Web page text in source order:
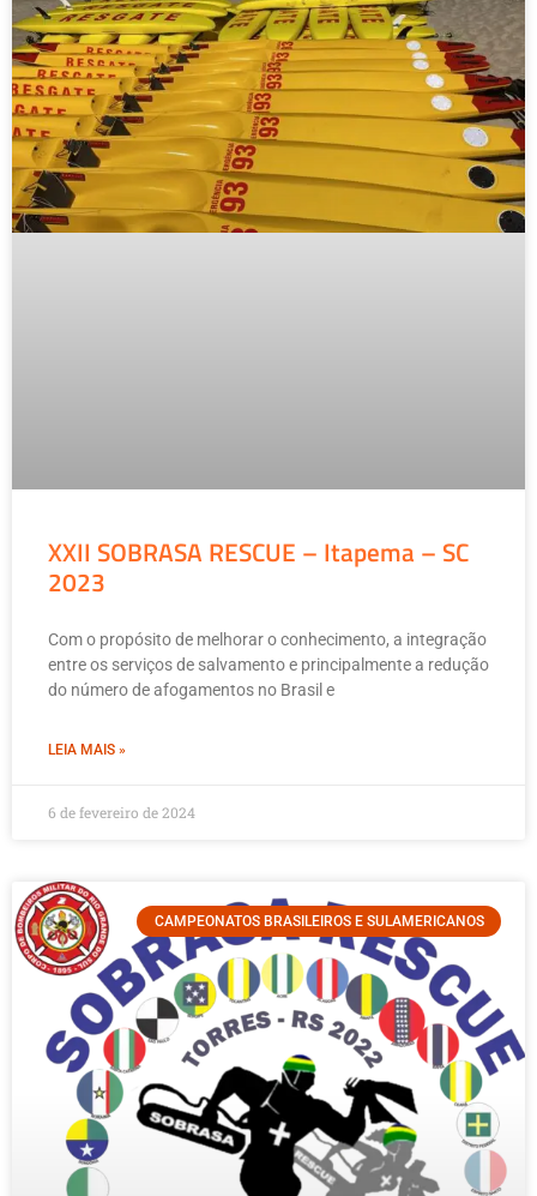
XXII SOBRASA RESCUE – Itapema – SC
2023
Com o propósito de melhorar o conhecimento, a integração
entre os serviços de salvamento e principalmente a redução
do número de afogamentos no Brasil e
LEIA MAIS »
6 de fevereiro de 2024
CAMPEONATOS BRASILEIROS E SULAMERICANOS